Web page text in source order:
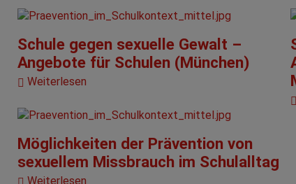
Schule gegen sexuelle Gewalt –
Angebote für Schulen (München)
Weiterlesen
Möglichkeiten der Prävention von
sexuellem Missbrauch im Schulalltag
Weiterlesen